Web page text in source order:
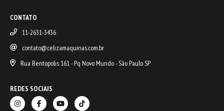
CONTATO
11-2631-3436
contato@celizamaquinas.com.br
Rua Bentopolis 161 - Pq Novo Mundo - São Paulo SP
REDES SOCIAIS